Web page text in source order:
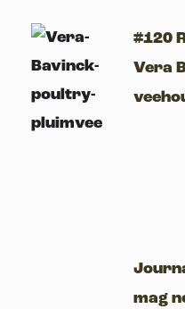
#120
Vera
mag